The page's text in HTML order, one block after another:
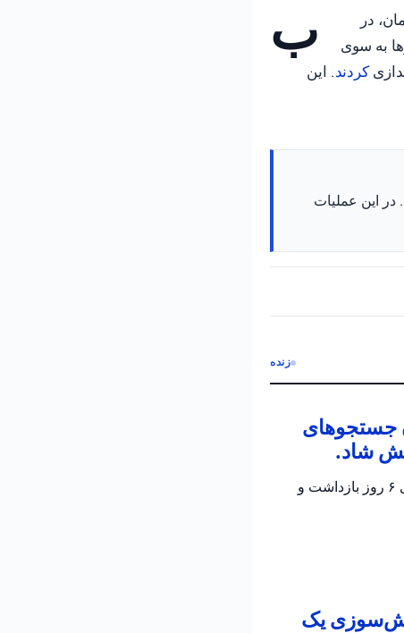
ب
در
به سوی
کردند. این
در این عملیات
زنده
جستجوهای
شاد.
پلیس اسرائیل تأیید کرد که جسد الدار دایان پیدا شده است؛ دو مظنون در تحقیقات جاری برای ۶ روز بازداشت و
یک